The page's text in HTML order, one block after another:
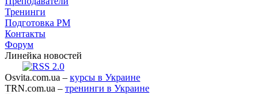
Тренинги
Подготовка PM
Контакты
Форум
Линейка новостей
Osvita.com.ua – курсы в Украине
TRN.com.ua – тренинги в Украине